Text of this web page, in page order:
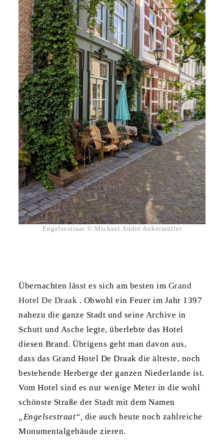
Engelsestraat © Michael André Ankermüller
Übernachten lässt es sich am besten im Grand
Hotel De Draak . Obwohl ein Feuer im Jahr 1397
nahezu die ganze Stadt und seine Archive in
Schutt und Asche legte, überlebte das Hotel
diesen Brand. Übrigens geht man davon aus,
dass das Grand Hotel De Draak die älteste, noch
bestehende Herberge der ganzen Niederlande ist.
Vom Hotel sind es nur wenige Meter in die wohl
schönste Straße der Stadt mit dem Namen
„Engelsestraat“, die auch heute noch zahlreiche
Monumentalgebäude zieren.